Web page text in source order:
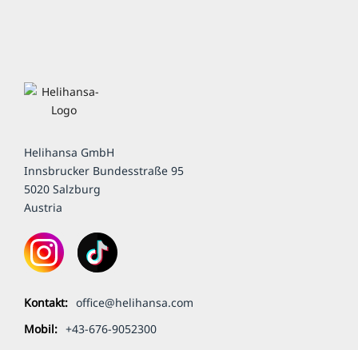
Helihansa GmbH
Innsbrucker Bundesstraße 95
5020 Salzburg
Austria
Kontakt: office@helihansa.com
Mobil: +43-676-9052300